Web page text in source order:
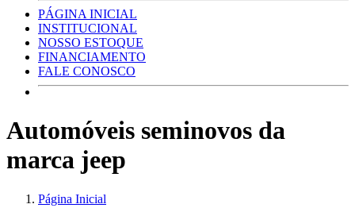
PÁGINA INICIAL
INSTITUCIONAL
NOSSO ESTOQUE
FINANCIAMENTO
FALE CONOSCO
Automóveis seminovos da
marca jeep
Página Inicial